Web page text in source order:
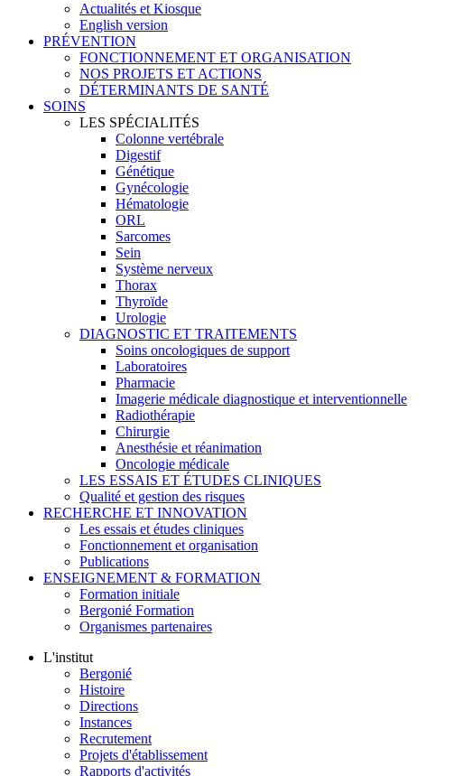
Actualités et Kiosque
English version
PRÉVENTION
FONCTIONNEMENT ET ORGANISATION
NOS PROJETS ET ACTIONS
DÉTERMINANTS DE SANTÉ
SOINS
LES SPÉCIALITÉS
Colonne vertébrale
Digestif
Génétique
Gynécologie
Hématologie
ORL
Sarcomes
Sein
Système nerveux
Thorax
Thyroïde
Urologie
DIAGNOSTIC ET TRAITEMENTS
Soins oncologiques de support
Laboratoires
Pharmacie
Imagerie médicale diagnostique et interventionnelle
Radiothérapie
Chirurgie
Anesthésie et réanimation
Oncologie médicale
LES ESSAIS ET ÉTUDES CLINIQUES
Qualité et gestion des risques
RECHERCHE ET INNOVATION
Les essais et études cliniques
Fonctionnement et organisation
Publications
ENSEIGNEMENT & FORMATION
Formation initiale
Bergonié Formation
Organismes partenaires
L'institut
Bergonié
Histoire
Directions
Instances
Recrutement
Projets d'établissement
Rapports d'activités